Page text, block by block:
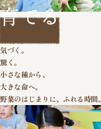
てる
さわる。
気づく。
驚く。
小さな種から、
大きな命へ。
野菜のはじまりに、ふれる時間。